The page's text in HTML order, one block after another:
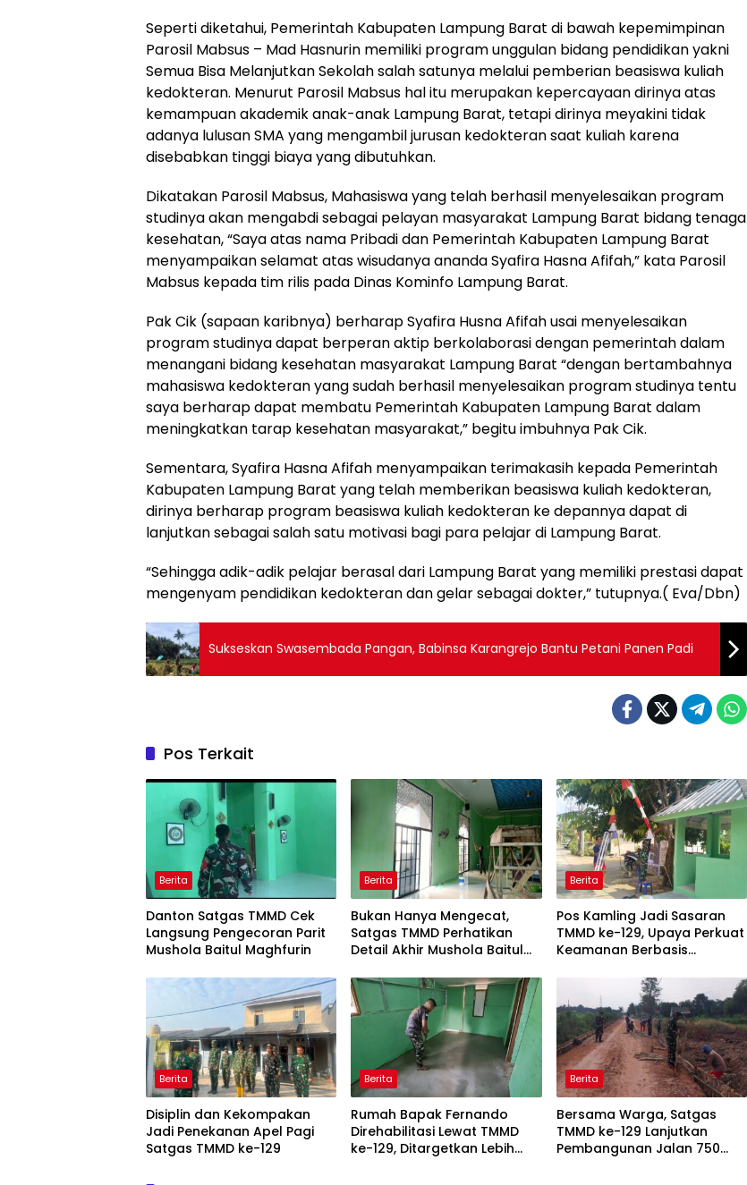
Seperti diketahui, Pemerintah Kabupaten Lampung Barat di bawah kepemimpinan
Parosil Mabsus – Mad Hasnurin memiliki program unggulan bidang pendidikan yakni
Semua Bisa Melanjutkan Sekolah salah satunya melalui pemberian beasiswa kuliah
kedokteran. Menurut Parosil Mabsus hal itu merupakan kepercayaan dirinya atas
kemampuan akademik anak-anak Lampung Barat, tetapi dirinya meyakini tidak
adanya lulusan SMA yang mengambil jurusan kedokteran saat kuliah karena
disebabkan tinggi biaya yang dibutuhkan.
Dikatakan Parosil Mabsus, Mahasiswa yang telah berhasil menyelesaikan program
studinya akan mengabdi sebagai pelayan masyarakat Lampung Barat bidang tenaga
kesehatan, “Saya atas nama Pribadi dan Pemerintah Kabupaten Lampung Barat
menyampaikan selamat atas wisudanya ananda Syafira Hasna Afifah,” kata Parosil
Mabsus kepada tim rilis pada Dinas Kominfo Lampung Barat.
Pak Cik (sapaan karibnya) berharap Syafira Husna Afifah usai menyelesaikan
program studinya dapat berperan aktip berkolaborasi dengan pemerintah dalam
menangani bidang kesehatan masyarakat Lampung Barat “dengan bertambahnya
mahasiswa kedokteran yang sudah berhasil menyelesaikan program studinya tentu
saya berharap dapat membatu Pemerintah Kabupaten Lampung Barat dalam
meningkatkan tarap kesehatan masyarakat,” begitu imbuhnya Pak Cik.
Sementara, Syafira Hasna Afifah menyampaikan terimakasih kepada Pemerintah
Kabupaten Lampung Barat yang telah memberikan beasiswa kuliah kedokteran,
dirinya berharap program beasiswa kuliah kedokteran ke depannya dapat di
lanjutkan sebagai salah satu motivasi bagi para pelajar di Lampung Barat.
“Sehingga adik-adik pelajar berasal dari Lampung Barat yang memiliki prestasi dapat
mengenyam pendidikan kedokteran dan gelar sebagai dokter,” tutupnya.( Eva/Dbn)
Sukseskan Swasembada Pangan, Babinsa Karangrejo Bantu Petani Panen Padi
Pos Terkait
Berita
Danton Satgas TMMD Cek
Langsung Pengecoran Parit
Mushola Baitul Maghfurin
Berita
Bukan Hanya Mengecat,
Satgas TMMD Perhatikan
Detail Akhir Mushola Baitul
Berita
Pos Kamling Jadi Sasaran
TMMD ke-129, Upaya Perkuat
Keamanan Berbasis
Berita
Disiplin dan Kekompakan
Jadi Penekanan Apel Pagi
Satgas TMMD ke-129
Berita
Rumah Bapak Fernando
Direhabilitasi Lewat TMMD
ke-129, Ditargetkan Lebih
Berita
Bersama Warga, Satgas
TMMD ke-129 Lanjutkan
Pembangunan Jalan 750